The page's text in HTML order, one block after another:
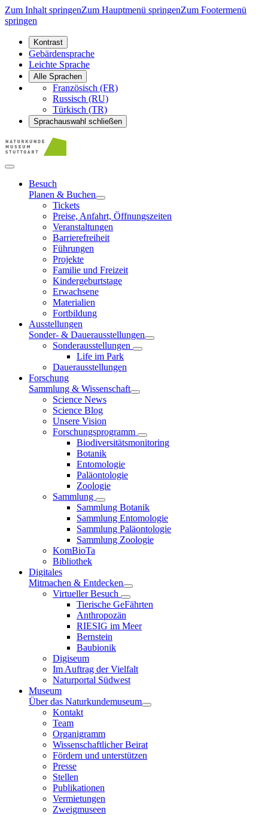
Zum Inhalt springenZum Hauptmenü springenZum Footermenü
springen
Kontrast
Gebärdensprache
Leichte Sprache
Alle Sprachen
Französisch (FR)
Russisch (RU)
Türkisch (TR)
Sprachauswahl schließen
Besuch
Planen & Buchen
Tickets
Preise, Anfahrt, Öffnungszeiten
Veranstaltungen
Barrierefreiheit
Führungen
Projekte
Familie und Freizeit
Kindergeburtstage
Erwachsene
Materialien
Fortbildung
Ausstellungen
Sonder- & Dauerausstellungen
Sonderausstellungen
Life im Park
Dauerausstellungen
Forschung
Sammlung & Wissenschaft
Science News
Science Blog
Unsere Vision
Forschungsprogramm
Biodiversitätsmonitoring
Botanik
Entomologie
Paläontologie
Zoologie
Sammlung
Sammlung Botanik
Sammlung Entomologie
Sammlung Paläontologie
Sammlung Zoologie
KomBioTa
Bibliothek
Digitales
Mitmachen & Entdecken
Virtueller Besuch
Tierische GeFährten
Anthropozän
RIESIG im Meer
Bernstein
Baubionik
Digiseum
Im Auftrag der Vielfalt
Naturportal Südwest
Museum
Über das Naturkundemuseum
Kontakt
Team
Organigramm
Wissenschaftlicher Beirat
Fördern und unterstützen
Presse
Stellen
Publikationen
Vermietungen
Zweigmuseen